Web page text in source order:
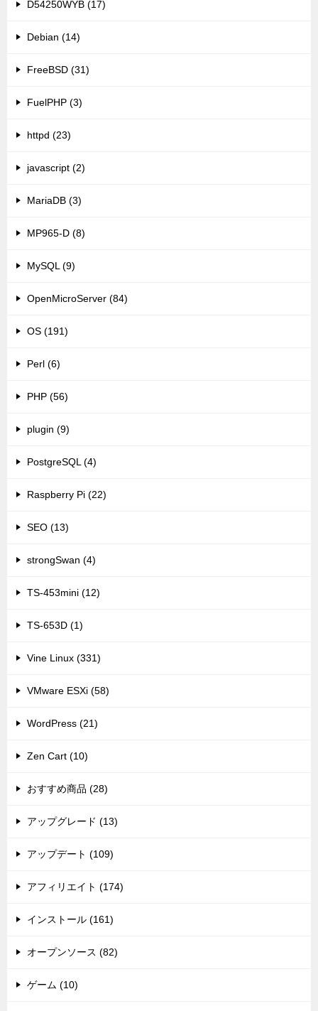
D54250WYB (17)
Debian (14)
FreeBSD (31)
FuelPHP (3)
httpd (23)
javascript (2)
MariaDB (3)
MP965-D (8)
MySQL (9)
OpenMicroServer (84)
OS (191)
Perl (6)
PHP (56)
plugin (9)
PostgreSQL (4)
Raspberry Pi (22)
SEO (13)
strongSwan (4)
TS-453mini (12)
TS-653D (1)
Vine Linux (331)
VMware ESXi (58)
WordPress (21)
Zen Cart (10)
おすすめ商品 (28)
アップグレード (13)
アップデート (109)
アフィリエイト (174)
インストール (161)
オープンソース (82)
ゲーム (10)